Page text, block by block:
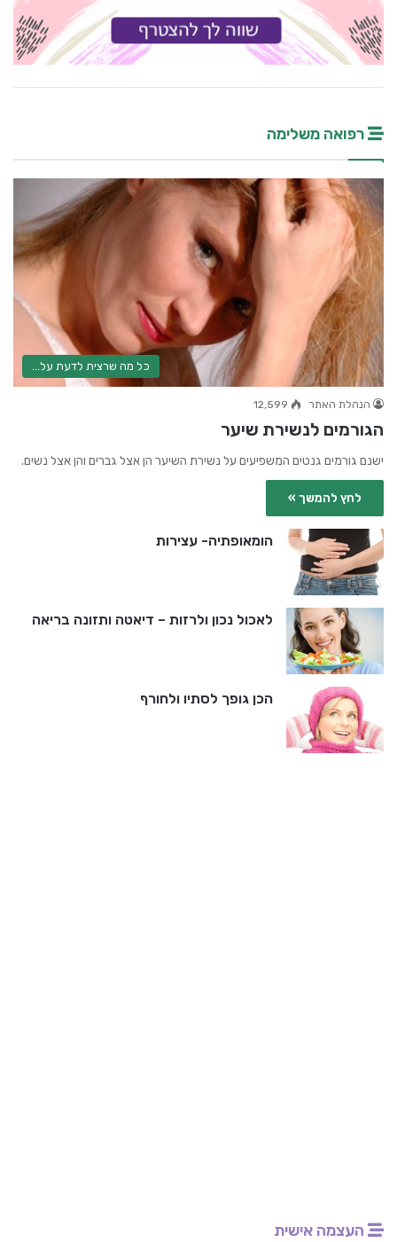
רפואה משלימה
כל מה שרצית לדעת על...
הנהלת האתר 12,599
הגורמים לנשירת שיער
ישנם גורמים גנטים המשפיעים על נשירת השיער הן אצל גברים והן אצל נשים.
לחץ להמשך »
הומאופתיה- עצירות
לאכול נכון ולרזות – דיאטה ותזונה בריאה
הכן גופך לסתיו ולחורף
העצמה אישית